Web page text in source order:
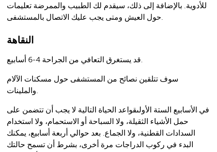
للأدوية. بالإضافة إلى ذلك، سيقدم لك الطبيب والممرضة تعليمات
حول العيش ومتى يجب عليك الاتصال بالمستشفى.
النقاهة
قد يستغرق التعافي من الجراحة 4-6 أسابيع.
سوف تتلقين نصائح من المستشفى حول مسكنات الآلام
والملينات.
في الأسابيع الستة الأولىقواعد الحياة التالية لا يجب أن تتضمن على
حمل الأشياء الثقيلة، ولا السباحة أو الاستحمام، ولا استخدام
السدادات القطنية، ولا الجماع. بعد حوالي أربعة أسابيع، يمكنك
البدء في ركوب الدراجات مرة أخرى، بشرط أن تسمح حالتك